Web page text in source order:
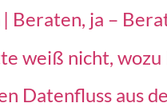
ja –
weiß nicht, wozu
Datenfluss aus